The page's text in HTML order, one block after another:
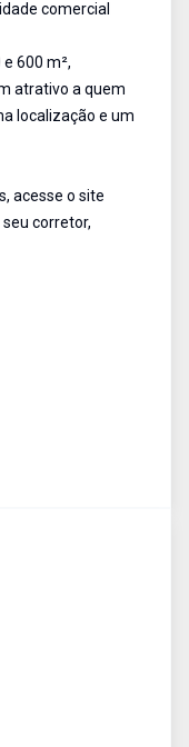
comercial
600 m²,
atrativo a quem
localização e um
acesse o site
corretor,